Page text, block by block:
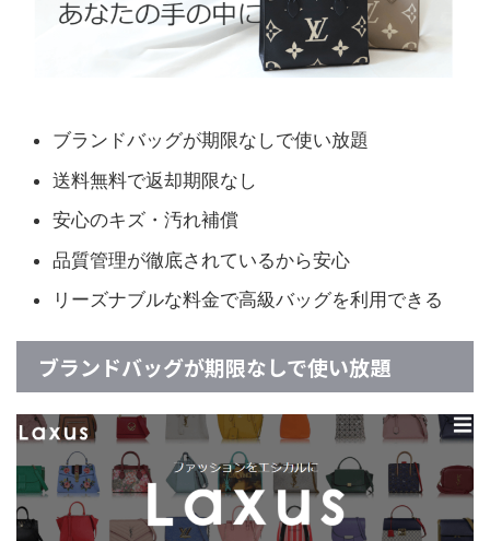
ブランドバッグが期限なしで使い放題
送料無料で返却期限なし
安心のキズ・汚れ補償
品質管理が徹底されているから安心
リーズナブルな料金で高級バッグを利用できる
ブランドバッグが期限なしで使い放題